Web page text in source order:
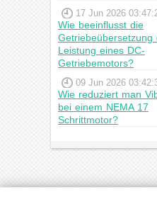
17 Jun 2026
Wie beeinflusst die
Getriebeübersetzung
Leistung eines DC-
Getriebemotors?
09 Jun 2026
Wie reduziert man
bei einem NEMA 17
Schrittmotor?